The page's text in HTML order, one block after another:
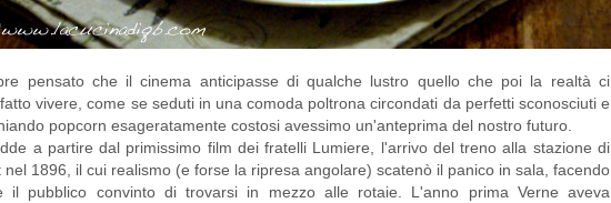
pensato che il cinema anticipasse di qualche lustro quello che poi la realtà ci
vivere, come se seduti in una comoda poltrona circondati da perfetti sconosciuti e
popcorn esageratamente costosi avessimo un'anteprima del nostro futuro.
a partire dal primissimo film dei fratelli Lumiere, l'arrivo del treno alla stazione di
nel 1896, il cui realismo (e forse la ripresa angolare) scatenò il panico in sala, facendo
il pubblico convinto di trovarsi in mezzo alle rotaie. L'anno prima Verne aveva